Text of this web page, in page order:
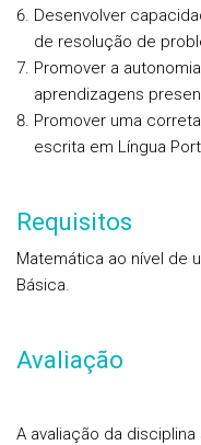
Desenvolver
de resolução de
Promover a
aprendizagens
Promover uma
escrita em Língua
Requisitos
Matemática ao nível de
Básica.
Avaliação
A avaliação da